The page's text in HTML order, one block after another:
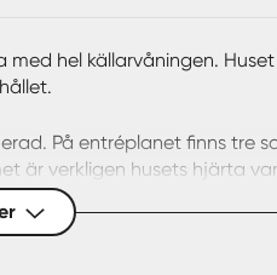
hel källarvåningen.
På entréplanet finns tre
är verkligen husets hjärta
Vardagsrummets nästan
delvis under tak. Köket